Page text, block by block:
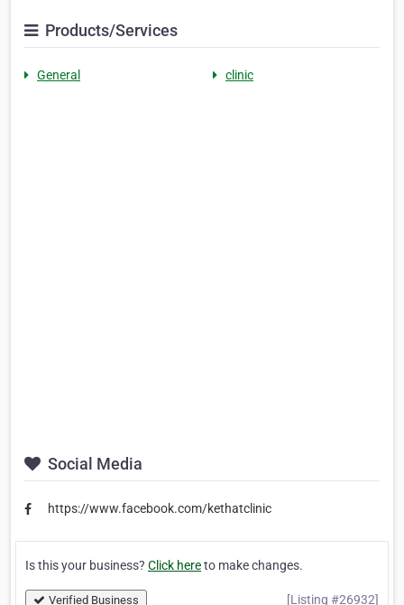
Products/Services
General clinic
Social Media
https://www.facebook.com/kethatclinic
Is this your business? Click hereto make changes.
Verified Business [Listing #26932]